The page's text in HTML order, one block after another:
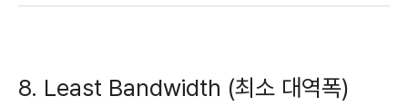
8. Least Bandwidth (최소 대역폭)